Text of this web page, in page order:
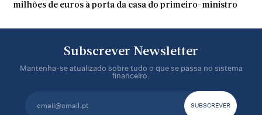
milhões de euros à porta da casa do primeiro-ministro
Subscrever Newsletter
Mantenha-se atualizado sobre tudo o que se passa no sistema
financeiro.